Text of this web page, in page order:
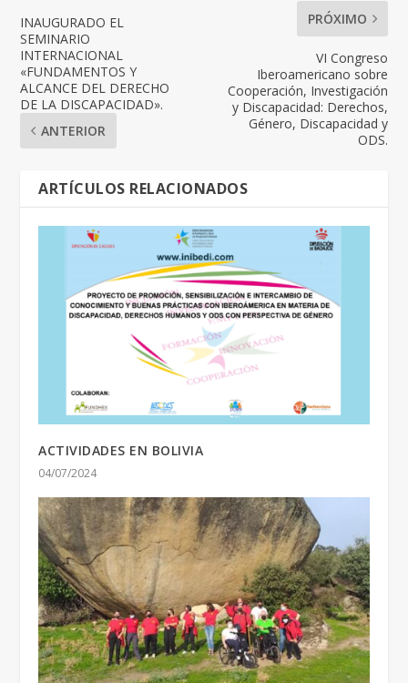
INAUGURADO EL
SEMINARIO
INTERNACIONAL
«FUNDAMENTOS Y
ALCANCE DEL DERECHO
DE LA DISCAPACIDAD».
ANTERIOR
PRÓXIMO
VI Congreso
Iberoamericano sobre
Cooperación, Investigación
y Discapacidad: Derechos,
Género, Discapacidad y
ODS.
ARTÍCULOS RELACIONADOS
ACTIVIDADES EN BOLIVIA
04/07/2024